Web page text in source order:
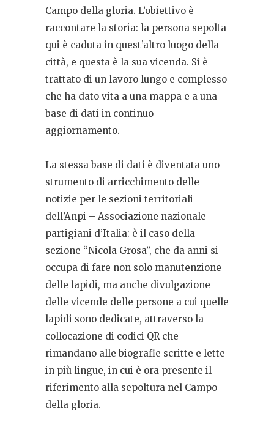
Campo della gloria. L’obiettivo è
raccontare la storia: la persona sepolta
qui è caduta in quest’altro luogo della
città, e questa è la sua vicenda. Si è
trattato di un lavoro lungo e complesso
che ha dato vita a una mappa e a una
base di dati in continuo
aggiornamento.
La stessa base di dati è diventata uno
strumento di arricchimento delle
notizie per le sezioni territoriali
dell’Anpi – Associazione nazionale
partigiani d’Italia: è il caso della
sezione “Nicola Grosa”, che da anni si
occupa di fare non solo manutenzione
delle lapidi, ma anche divulgazione
delle vicende delle persone a cui quelle
lapidi sono dedicate, attraverso la
collocazione di codici QR che
rimandano alle biografie scritte e lette
in più lingue, in cui è ora presente il
riferimento alla sepoltura nel Campo
della gloria.